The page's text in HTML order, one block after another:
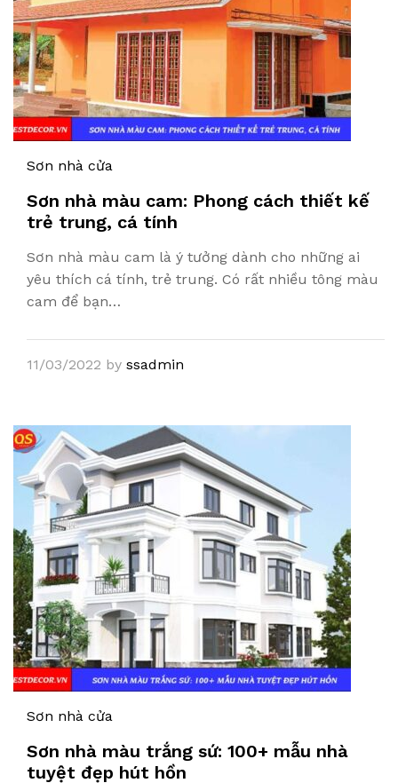
Sơn nhà cửa
Sơn nhà màu cam: Phong cách thiết kế
trẻ trung, cá tính
Sơn nhà màu cam là ý tưởng dành cho những ai
yêu thích cá tính, trẻ trung. Có rất nhiều tông màu
cam để bạn…
11/03/2022 by ssadmin
Sơn nhà cửa
Sơn nhà màu trắng sứ: 100+ mẫu nhà
tuyệt đẹp hút hồn